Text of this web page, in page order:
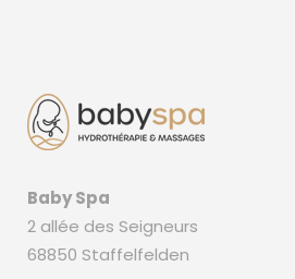
Baby Spa
2 allée des Seigneurs
68850 Staffelfelden